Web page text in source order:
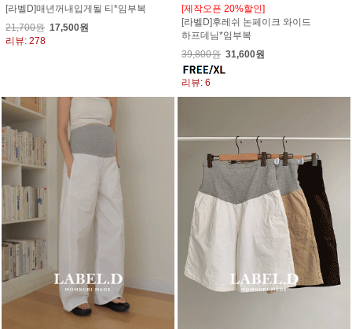
[라벨D]매년꺼내입게될 티*임부복
21,700원 17,500원
리뷰: 278
[제작오픈 20%할인]
[라벨D]후레쉬 논페이크 와이드
하프데님*임부복
39,800원 31,600원
리뷰: 6